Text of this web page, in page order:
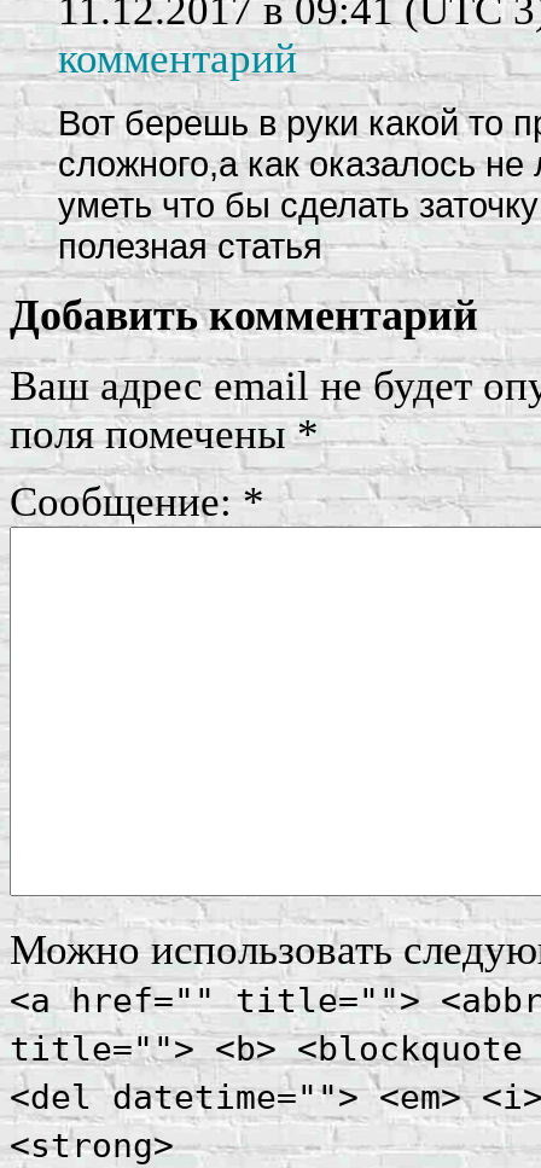
11.12.2017 в 09:41(UTC
комментарий
Вот берешь в руки какой то
сложного,а как оказалось
уметь что бы сделать
полезная статья
Добавить комментарий
Ваш адрес email не будет
поля помечены*
Сообщение:*
Можно использовать
<a href="" title="">
title=""> <b> <blockquote
<del datetime=""> <em>
<strong>